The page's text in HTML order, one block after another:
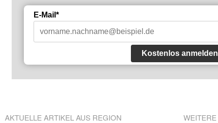
E-Mail*
Kostenlos anmelden
AKTUELLE ARTIKEL AUS REGION